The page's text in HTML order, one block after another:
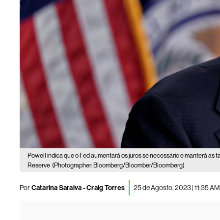
Powell indica que o Fed aumentará os juros se necessário e manterá as
Reserve (Photographer: Bloomberg/Bloomber/Bloomberg)
PorCatarina Saraiva - Craig Torres 25 de Agosto, 2023 | 11:35 AM